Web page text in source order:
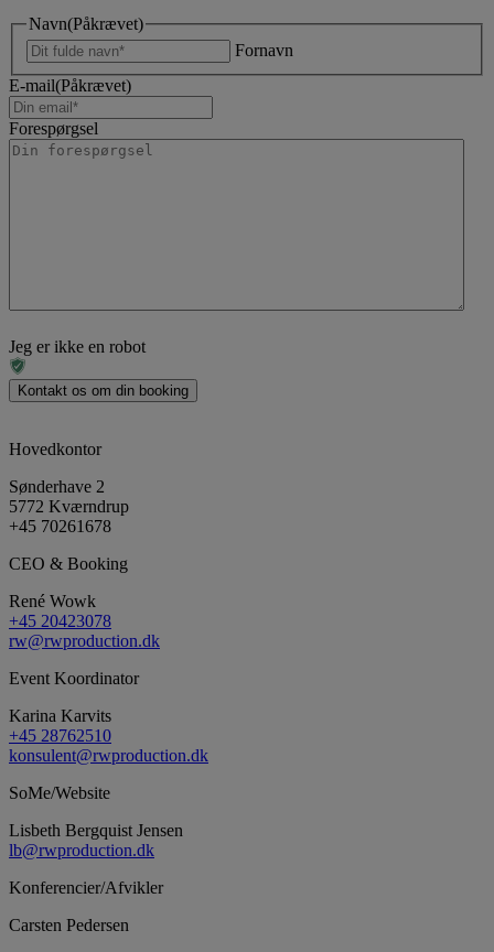
Navn(Påkrævet)
Fornavn
E-mail(Påkrævet)
Forespørgsel
Jeg er ikke en robot
Hovedkontor
Sønderhave 2
5772 Kværndrup
+45 70261678
CEO & Booking
René Wowk
+45 20423078
rw@rwproduction.dk
Event Koordinator
Karina Karvits
+45 28762510
konsulent@rwproduction.dk
SoMe/Website
Lisbeth Bergquist Jensen
lb@rwproduction.dk
Konferencier/Afvikler
Carsten Pedersen